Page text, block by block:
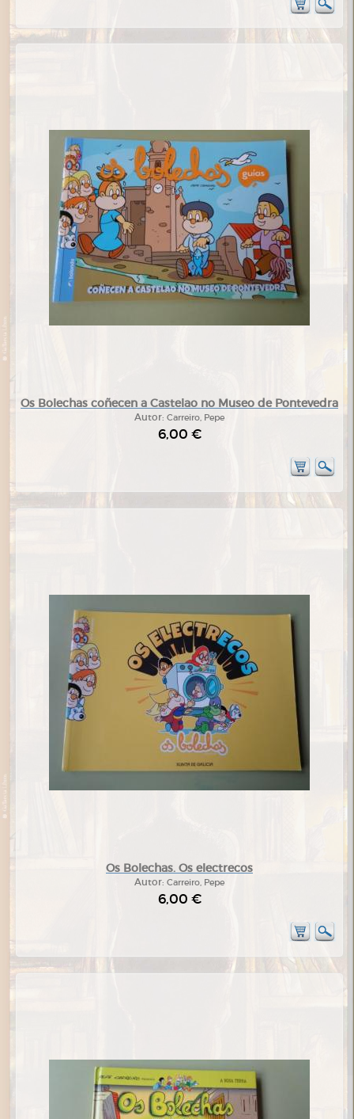
Os Bolechas coñecen a Castelao no Museo de Pontevedra
Autor: Carreiro, Pepe
6,00 €
Os Bolechas. Os electrecos
Autor: Carreiro, Pepe
6,00 €